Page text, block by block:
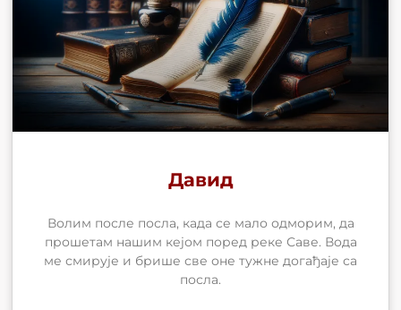
Давид
Волим после посла, када се мало одморим, да
прошетам нашим кејом поред реке Саве. Вода
ме смирује и брише све оне тужне догађаје са
посла.